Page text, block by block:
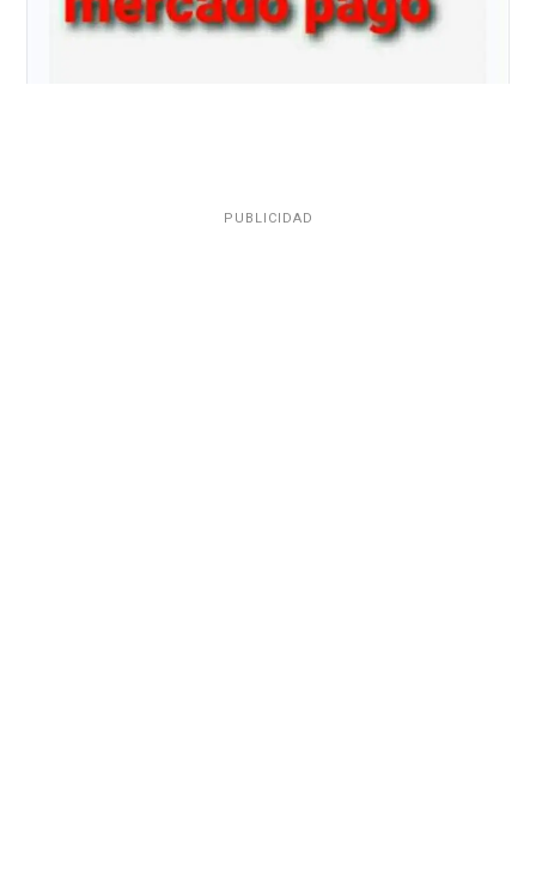
PUBLICIDAD